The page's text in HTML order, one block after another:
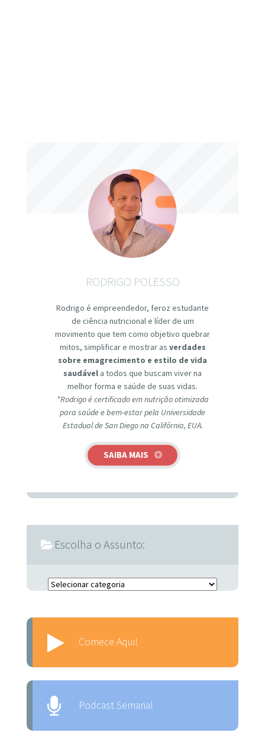
RODRIGO POLESSO
Rodrigo é empreendedor, feroz estudante
de ciência nutricional e líder de um
movimento que tem como objetivo quebrar
mitos, simplificar e mostrar as verdades
sobre emagrecimento e estilo de vida
saudável a todos que buscam viver na
melhor forma e saúde de suas vidas.
*Rodrigo é certificado em nutrição otimizada
para saúde e bem-estar pela Universidade
Estadual de San Diego na Califórnia, EUA.
SAIBA MAIS
Escolha o Assunto:
Escolha o Assunto:
Comece Aqui!
Podcast Semanal